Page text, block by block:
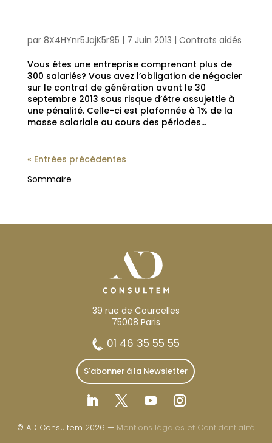
par 8X4HYnr5JajK5r95 | 7 Juin 2013 | Contrats aidés
Vous êtes une entreprise comprenant plus de
300 salariés? Vous avez l’obligation de négocier
sur le contrat de génération avant le 30
septembre 2013 sous risque d’être assujettie à
une pénalité. Celle-ci est plafonnée à 1% de la
masse salariale au cours des périodes...
« Entrées précédentes
Sommaire
39 rue de Courcelles
75008 Paris
01 46 35 55 55
S'abonner à la Newsletter
© AD Consultem 2026 — Mentions légales et Confidentialité